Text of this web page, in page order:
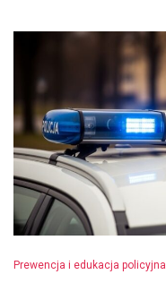
Prewencja i edukacja policyjna